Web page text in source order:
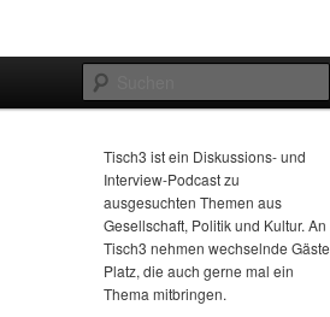
Tisch3 ist ein Diskussions- und
Interview-Podcast zu
ausgesuchten Themen aus
Gesellschaft, Politik und Kultur. An
Tisch3 nehmen wechselnde Gäste
Platz, die auch gerne mal ein
Thema mitbringen.